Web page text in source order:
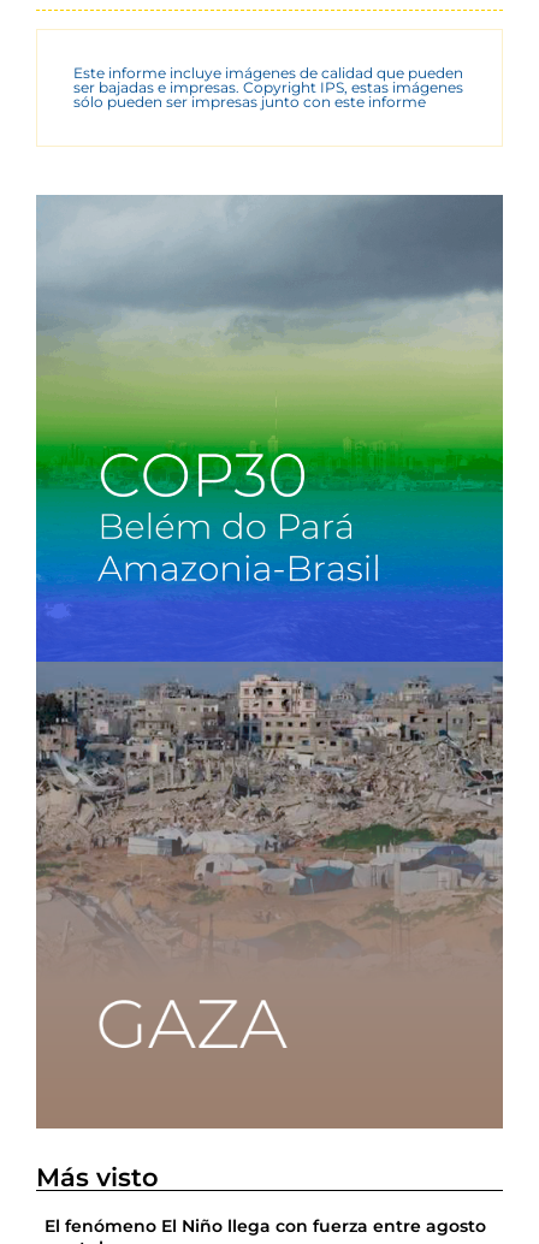
Este informe incluye imágenes de calidad que pueden
ser bajadas e impresas. Copyright IPS, estas imágenes
sólo pueden ser impresas junto con este informe
Más visto
El fenómeno El Niño llega con fuerza entre agosto